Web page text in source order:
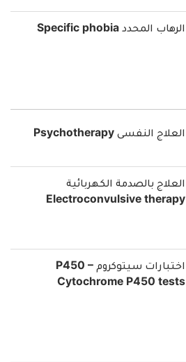
الرهاب المحدد Specific phobia
العلاج النفسى Psychotherapy
العلاج بالصدمة الكهربائية
Electroconvulsive therapy
اختبارات سيتوكروم P450 –
Cytochrome P450 tests